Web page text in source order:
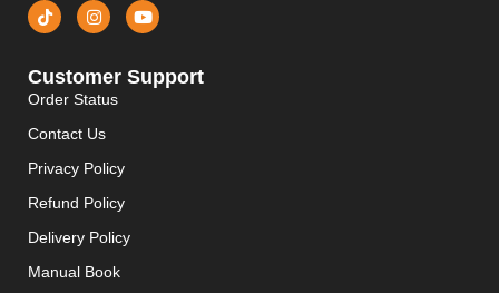
Customer Support
Order Status
Contact Us
Privacy Policy
Refund Policy
Delivery Policy
Manual Book